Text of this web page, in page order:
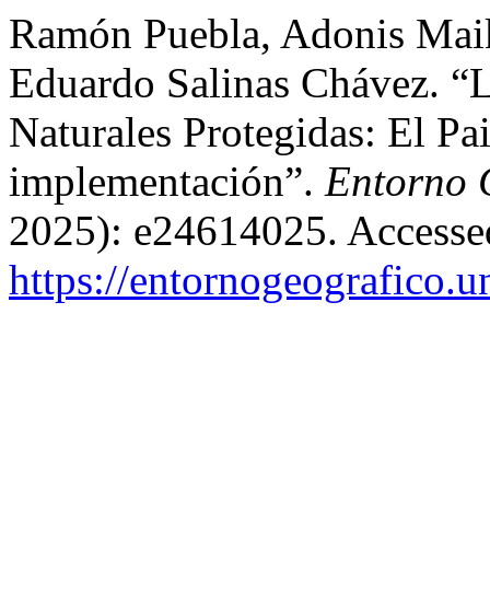
Ramón Puebla, Adonis
Eduardo Salinas Chávez.
Naturales Protegidas: El
implementación”. Entorno
2025): e24614025.
https://